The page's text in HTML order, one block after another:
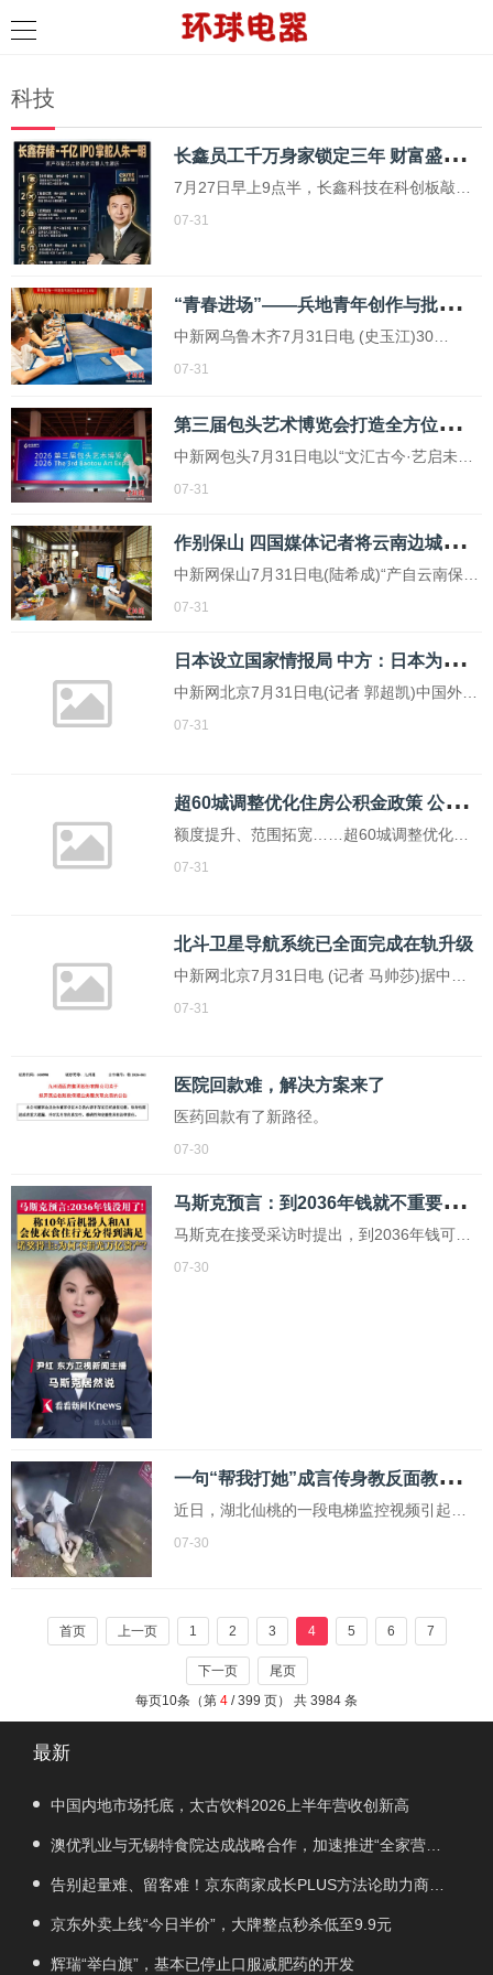
科技
长
鑫员工千万身家锁定三年 财富盛宴背后的“金手铐”
7月27日早上9点半，长鑫科技在科创板敲钟
开盘。发行价为8.66元，开盘价直接跳涨至
破1000亿元的个股
07-31
“
青春进场”——兵地青年创作与批评共生对话活动在乌鲁木齐启幕
中新网乌鲁木齐7月31日电 (史玉江)30
日，“青春进场”——兵地青年创作与批评共生
评论家和兵地作家、编辑、基层作家代表同
场研讨、互鉴共生，旨在挖掘边疆文学独特
价值，讲好
07-31
第
三届包头艺术博览会打造全方位的“艺术+”融合
中新网包头7月31日电以“文汇古今·艺启未
来”为主题的第三届包头艺术博览会30日在包
机构、5000余件艺术精品及300余位名家力
作。
07-31
作
别保山 四国媒体记者将云南边城发展智慧记于笔尖、留在心间
中新网保山7月31日电(陆希成)“产自云南保山
的世界级精品咖啡叫什么？”答案几乎脱口而
同框 幸会保山·2026海外媒体记者保山行”的
19名来自缅甸、越南、老挝、孟加拉国的
07-31
日
本设立国家情报局 中方：日本为政者应汲取历史教训，慎重行事
中新网北京7月31日电(记者 郭超凯)中国外交
部发言人毛宁7月31日主持例行记者会。
07-31
超
60城调整优化住房公积金政策 公积金更实惠好用
额度提升、范围拓宽……超60城调整优化住
房公积金政策 公积金更实惠好用(大国小家)
07-31
北斗卫星导航系统已全面完成在轨升级
中新网北京7月31日电 (记者 马帅莎)据中国
卫星导航系统管理办公室31日消息，北斗卫
07-31
医院回款难，解决方案来了
医药回款有了新路径。
07-30
马
斯克预言：到2036年钱就不重要了 AI与机器人改变未来
马斯克在接受采访时提出，到2036年钱可能
变得不重要了。他认为，随着人工智能和机
07-30
一
句“帮我打她”成言传身教反面教材 电梯内暴力示范引热议
近日，湖北仙桃的一段电梯监控视频引起了
广泛关注。视频中，一名男童用身体挡住电
走了
07-30
首页 上一页 1 2 3 4 5 6 7
下一页
尾页
每页10条（第 4 / 399 页） 共 3984 条
最新
中国内地市场托底，太古饮料2026上半年营收创新高
澳优乳业与无锡特食院达成战略合作，加速推进“全家营
养”战略
告别起量难、留客难！京东商家成长PLUS方法论助力商家
跑出确定性增长路径
京东外卖上线“今日半价”，大牌整点秒杀低至9.9元
辉瑞“举白旗”，基本已停止口服减肥药的开发